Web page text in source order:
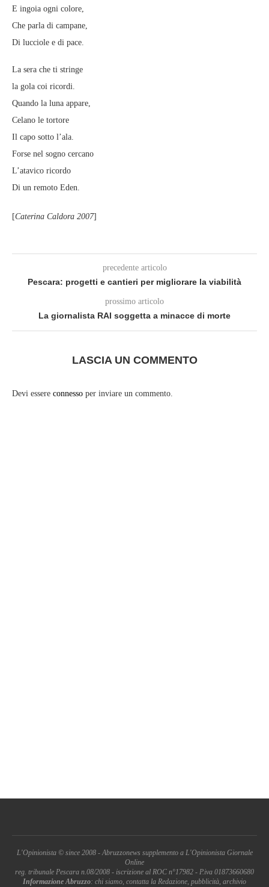
E ingoia ogni colore,
Che parla di campane,
Di lucciole e di pace.
La sera che ti stringe
la gola coi ricordi.
Quando la luna appare,
Celano le tortore
Il capo sotto l’ala.
Forse nel sogno cercano
L’atavico ricordo
Di un remoto Eden.
[Caterina Caldora 2007]
precedente articolo
Pescara: progetti e cantieri per migliorare la viabilità
prossimo articolo
La giornalista RAI soggetta a minacce di morte
LASCIA UN COMMENTO
Devi essere connesso per inviare un commento.
L'Opinionista © since 2008 - Abruzzonews supplemento a L'Opinionista Giornale
Online
reg. tribunale Pescara n.08/2008 - iscrizione al ROC n°17982 - P.iva 01873660680
Informazione Abruzzo: chi siamo, contatta la Redazione, pubblicità, archivio